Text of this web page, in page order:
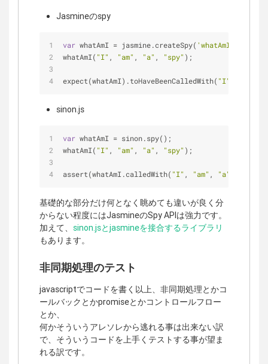
Jasmineのspy
var whatAmI = jasmine.createSpy( 'whatAmI'
whatAmI( "I" , "am" , "a" , "spy" );
expect(whatAmI).toHaveBeenCalledWith( "I"
sinon.js
var whatAmI = sinon.spy();
whatAmI( "I" , "am" , "a" , "spy" );
assert(whatAmI.calledWith( "I" , "am" , "a"
基礎的な部分だけ何となく眺めても違いが良く分
からない程度にはJasmineのSpy APIは強力です。
加えて、 sinon.jsとjasmineを接合するライブラリ
もあります。
非同期処理のテスト
javascriptでコードを書く以上、非同期処理とかコ
ールバックとかpromiseとかコントロールフロー
とか、
何かそういうアレソレから逃れる事は出来ない訳
で、そういうコードを上手くテストする事が望ま
れる訳です。